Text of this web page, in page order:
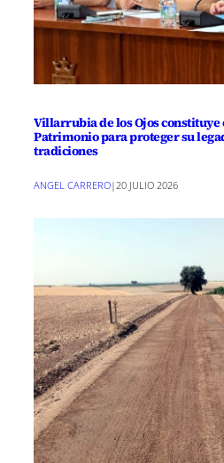
Villarrubia de los Ojos constituye
Patrimonio para proteger su
tradiciones
ANGEL CARRERO| 20 JULIO 2026